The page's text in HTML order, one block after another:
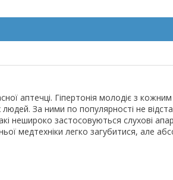
аптечці. Гіпертонія молодіє з
За ними по популярності не
нешироко застосовуються слухові
медтехніки легко загубитися, але